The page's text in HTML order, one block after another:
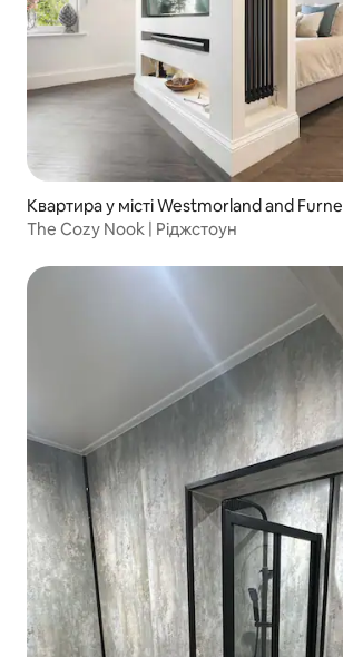
Квартира у місті Westmorland and
The Cozy Nook | Ріджстоун